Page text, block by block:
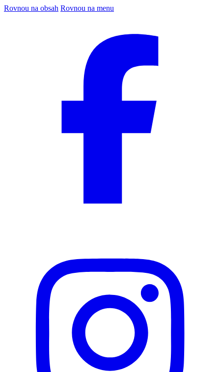
Rovnou na obsah Rovnou na menu